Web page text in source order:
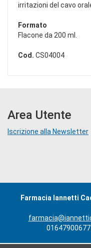
irritazioni del cavo
Formato
Flacone da 200 ml.
Cod. CS04004
Area Utente
Iscrizione alla Newsletter
Farmacia Iannetti
01647900677